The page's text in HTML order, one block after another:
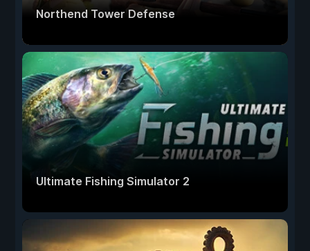
Northend Tower Defense
Ultimate Fishing Simulator 2